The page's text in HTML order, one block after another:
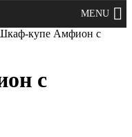
купе Амфион с
с